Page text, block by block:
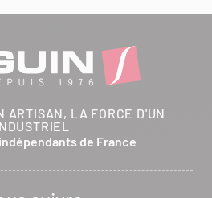
ARTISAN, LA FORCE D'UN
de France